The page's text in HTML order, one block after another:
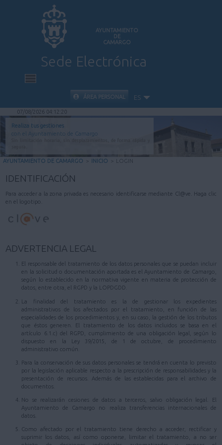
AYUNTAMIENTO
DE
CAMARGO
Sede Electrónica
INICIO
INFORMACIÓN PÚBLICA
CARPETA CIUDADANA
VALIDACIÓN DE DOCUMENTOS
AYUDA
ÁREA PERSONAL ES
07/08/2026 04:12:20
Realiza tus gestiones
con el Ayuntamiento de Camargo
AYUNTAMIENTO DE CAMARGO > INICIO > LOGIN
IDENTIFICACIÓN
Para acceder a la zona privada es necesario identificarse mediante Cl@ve. Haga clic
en el logotipo.
ADVERTENCIA LEGAL
El responsable del tratamiento de los datos personales que se puedan incluir
en la solicitud o documentación aportada es el Ayuntamiento de Camargo,
según lo establecido en la normativa vigente en materia de protección de
datos, entre otra, el RGPD y la LOPDGDD.
La finalidad del tratamiento es la de gestionar los expedientes
administrativos de los afectados por el tratamiento, en función de las
especialidades de los procedimientos y, en su caso, la gestión de los tributos
que éstos generen. El tratamiento de los datos incluidos se basa en el
artículo 6.1.c) del RGPD, cumplimiento de una obligación legal, según lo
dispuesto en la Ley 39/2015, de 1 de octubre, de procedimiento
administrativo común.
Para la conservación de sus datos personales se tendrá en cuenta lo previsto
por la legislación aplicable respecto a la prescripción de responsabilidades y la
presentación de recursos. Además de las establecidas para el archivo de
documentos.
No se realizarán cesiones de datos a terceros, salvo obligación legal. El
Ayuntamiento de Camargo no realiza transferencias internacionales de
datos.
Como afectado por el tratamiento tiene derecho a acceder, rectificar y
suprimir los datos, así como oponerse, limitar el tratamiento, a no ser